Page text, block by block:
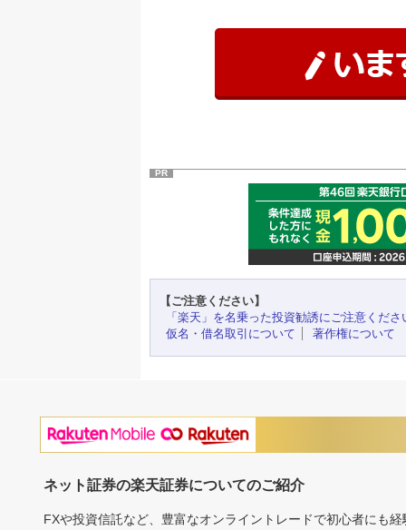
PR
【ご注意ください】
「楽天」を名乗った投資勧誘にご注意くださ
仮名・借名取引について
著作権について
ネット証券の楽天証券についてのご紹介
FXや投資信託など、豊富なオンライントレードで初心者にも